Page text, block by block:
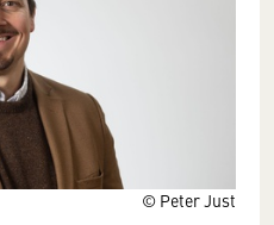
© Peter Just